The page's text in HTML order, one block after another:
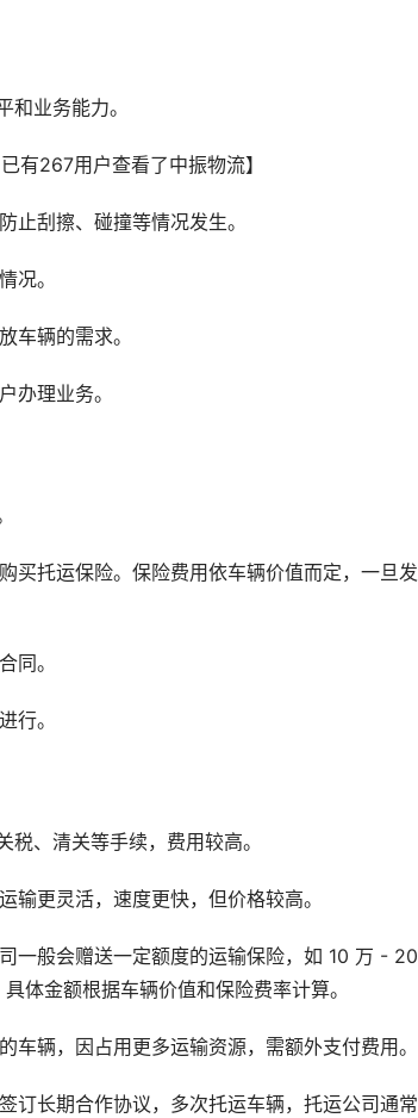
业务能力。
止刮擦、碰撞等情况发生。
况。
车辆的需求。
办理业务。
买托运保险。保险费用依车辆价值而定，一旦
同。
行。
、清关等手续，费用较高。
更灵活，速度更快，但价格较高。
一般会赠送一定额度的运输保险，如 10 万 -
体金额根据车辆价值和保险费率计算。
辆，因占用更多运输资源，需额外支付费用。
订长期合作协议，多次托运车辆，托运公司通